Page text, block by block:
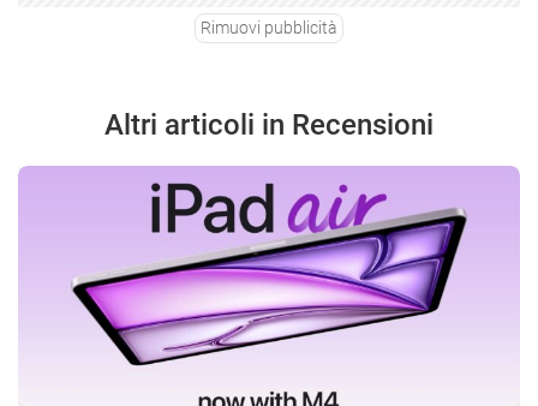
Rimuovi pubblicità
Altri articoli in Recensioni